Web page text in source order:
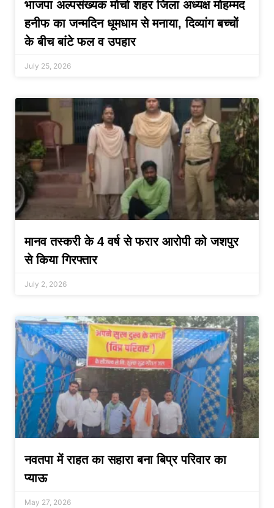
भाजपा अल्पसंख्यक मोर्चा शहर जिला अध्यक्ष मोहम्मद
हनीफ का जन्मदिन धूमधाम से मनाया, दिव्यांग बच्चों
के बीच बांटे फल व उपहार
July 25, 2026
मानव तस्करी के 4 वर्ष से फरार आरोपी को जशपुर
से किया गिरफ्तार
July 2, 2026
नवतपा में राहत का सहारा बना बिप्र परिवार का
प्याऊ
May 27, 2026